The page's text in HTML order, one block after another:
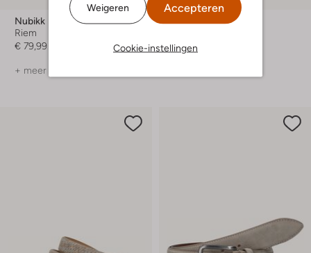
Weigeren Accepteren
Cookie-instellingen
Nubikk
Riem
€ 79,99
+ meer kleuren
Floris Van Bommel
€ 99,99